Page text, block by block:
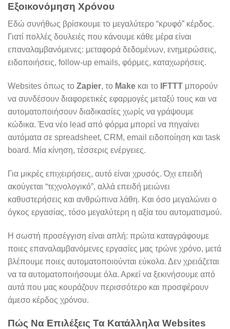
Εξοικονόμηση Χρόνου
Εδώ συνήθως βρίσκουμε το μεγαλύτερο “κρυφό” κέρδος.
Γιατί πολλές δουλειές που κάνουμε κάθε μέρα είναι
επαναλαμβανόμενες: μεταφορά δεδομένων, ενημερώσεις,
ειδοποιήσεις, follow-up emails, φόρμες, καταχωρήσεις.
Websites όπως το Zapier, το Make και το IFTTT μπορούν
να συνδέσουν διαφορετικές εφαρμογές μεταξύ τους και να
αυτοματοποιήσουν διαδικασίες χωρίς να γράψουμε
κώδικα. Ένα νέο lead από φόρμα μπορεί να πηγαίνει
αυτόματα σε spreadsheet, CRM, email ειδοποίηση και task
board. Μία κίνηση, τέσσερις ενέργειες.
Για μικρές επιχειρήσεις, αυτό είναι χρυσός. Όχι επειδή
ακούγεται “τεχνολογικό”, αλλά επειδή μειώνει
καθυστερήσεις και ανθρώπινα λάθη. Και όσο μεγαλώνει ο
όγκος εργασίας, τόσο μεγαλύτερη η αξία του αυτοματισμού.
Η σωστή προσέγγιση είναι απλή: πρώτα καταγράφουμε
ποιες επαναλαμβανόμενες εργασίες μας τρώνε χρόνο, μετά
βλέπουμε ποιες αυτοματοποιούνται εύκολα. Δεν χρειάζεται
να τα αυτοματοποιήσουμε όλα. Αρκεί να ξεκινήσουμε από
αυτά που μας κουράζουν περισσότερο και προσφέρουν
άμεσο κέρδος χρόνου.
Πώς Να Επιλέξεις Τα Κατάλληλα Websites